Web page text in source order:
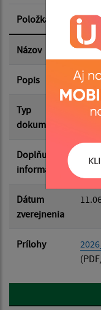
Dátum
Filtrovať
Položka
Názov
Popis
Typ
dokumentu
Doplňujúce
informácie
Dátum
zverejnenia
Prílohy